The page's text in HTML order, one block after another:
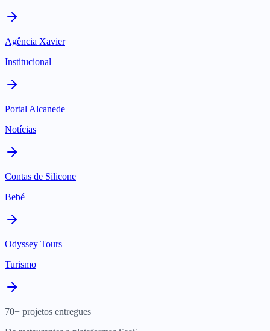
Agência Xavier
Institucional
Portal Alcanede
Notícias
Contas de Silicone
Bebé
Odyssey Tours
Turismo
70+ projetos entregues